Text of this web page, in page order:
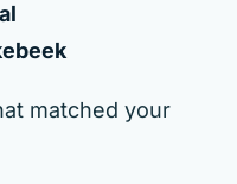
matched your